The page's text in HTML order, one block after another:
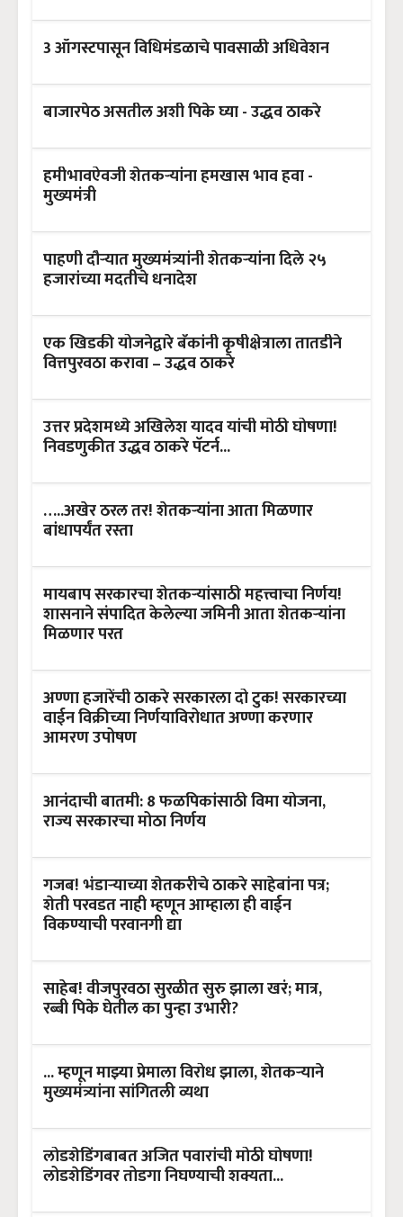
3 ऑगस्टपासून विधिमंडळाचे पावसाळी अधिवेशन
बाजारपेठ असतील अशी पिके घ्या - उद्धव ठाकरे
हमीभावऐवजी शेतकऱ्यांना हमखास भाव हवा -
मुख्यमंत्री
पाहणी दौऱ्यात मुख्यमंत्र्यांनी शेतकऱ्यांना दिले २५
हजारांच्या मदतीचे धनादेश
एक खिडकी योजनेद्वारे बँकांनी कृषीक्षेत्राला तातडीने
वित्तपुरवठा करावा – उद्धव ठाकरे
उत्तर प्रदेशमध्ये अखिलेश यादव यांची मोठी घोषणा!
निवडणुकीत उद्धव ठाकरे पॅटर्न...
…..अखेर ठरल तर! शेतकऱ्यांना आता मिळणार
बांधापर्यंत रस्ता
मायबाप सरकारचा शेतकऱ्यांसाठी महत्त्वाचा निर्णय!
शासनाने संपादित केलेल्या जमिनी आता शेतकऱ्यांना
मिळणार परत
अण्णा हजारेंची ठाकरे सरकारला दो टुक! सरकारच्या
वाईन विक्रीच्या निर्णयाविरोधात अण्णा करणार
आमरण उपोषण
आनंदाची बातमी: 8 फळपिकांसाठी विमा योजना,
राज्य सरकारचा मोठा निर्णय
गजब! भंडाऱ्याच्या शेतकरीचे ठाकरे साहेबांना पत्र;
शेती परवडत नाही म्हणून आम्हाला ही वाईन
विकण्याची परवानगी द्या
साहेब! वीजपुरवठा सुरळीत सुरु झाला खरं; मात्र,
रब्बी पिके घेतील का पुन्हा उभारी?
... म्हणून माझ्या प्रेमाला विरोध झाला, शेतकऱ्याने
मुख्यमंत्र्यांना सांगितली व्यथा
लोडशेडिंगबाबत अजित पवारांची मोठी घोषणा!
लोडशेडिंगवर तोडगा निघण्याची शक्यता...